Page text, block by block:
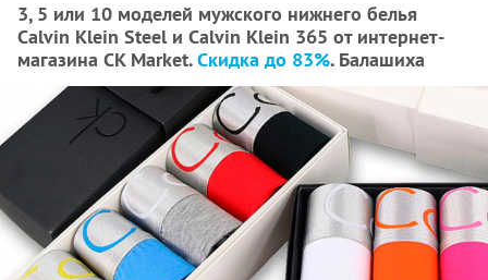
3, 5 или 10 моделей мужского нижнего белья
Calvin Klein Steel и Calvin Klein 365 от интернет-
магазина CK Market.Скидка до 83%. Балашиха